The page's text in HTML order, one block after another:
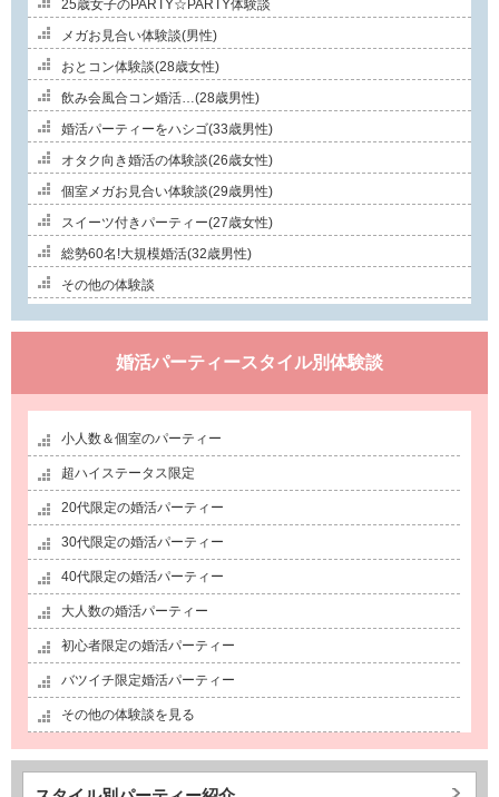
25歳女子のPARTY☆PARTY体験談
メガお見合い体験談(男性)
おとコン体験談(28歳女性)
飲み会風合コン婚活…(28歳男性)
婚活パーティーをハシゴ(33歳男性)
オタク向き婚活の体験談(26歳女性)
個室メガお見合い体験談(29歳男性)
スイーツ付きパーティー(27歳女性)
総勢60名!大規模婚活(32歳男性)
その他の体験談
婚活パーティースタイル別体験談
小人数＆個室のパーティー
超ハイステータス限定
20代限定の婚活パーティー
30代限定の婚活パーティー
40代限定の婚活パーティー
大人数の婚活パーティー
初心者限定の婚活パーティー
バツイチ限定婚活パーティー
その他の体験談を見る